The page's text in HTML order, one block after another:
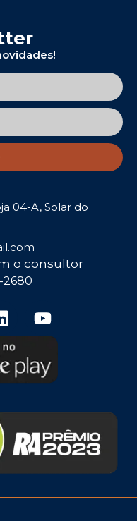
04-A, Solar do
o consultor
2680